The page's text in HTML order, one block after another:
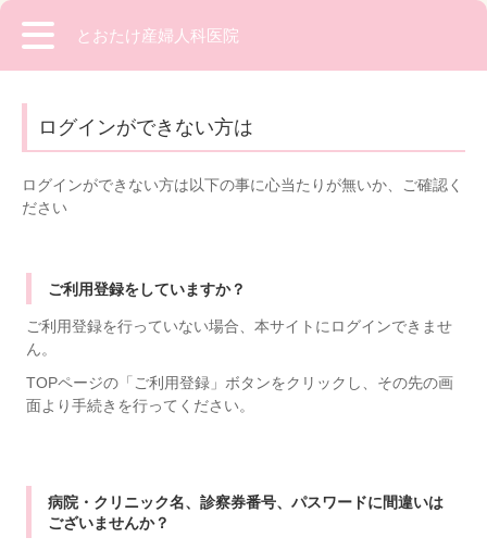
とおたけ産婦人科医院
ログインができない方は
ログインができない方は以下の事に心当たりが無いか、ご確認く
ださい
ご利用登録をしていますか？
ご利用登録を行っていない場合、本サイトにログインできませ
ん。
TOPページの「ご利用登録」ボタンをクリックし、その先の画
面より手続きを行ってください。
病院・クリニック名、診察券番号、パスワードに間違いは
ございませんか？